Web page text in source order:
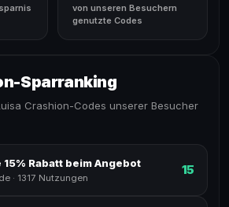
von unseren Besuchern
genutzte Codes
Sparranking
Crashion-Codes unserer Besucher
15% Rabatt beim Angebot
· 1317 Nutzungen
15